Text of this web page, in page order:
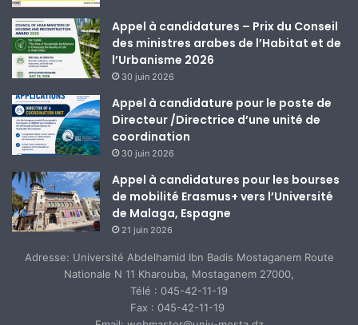
Appel à candidatures – Prix du Conseil
des ministres arabes de l’Habitat et de
l’Urbanisme 2026
30 juin 2026
Appel à candidature pour le poste de
Directeur /Directrice d’une unité de
coordination
30 juin 2026
Appel à candidatures pour les bourses
de mobilité Erasmus+ vers l’Université
de Malaga, Espagne
21 juin 2026
Adresse: Université Abdelhamid Ibn Badis Mostaganem Route
Nationale N 11 Kharouba, Mostaganem 27000,
Télé : 045-42-11-19
Fax : 045-42-11-19